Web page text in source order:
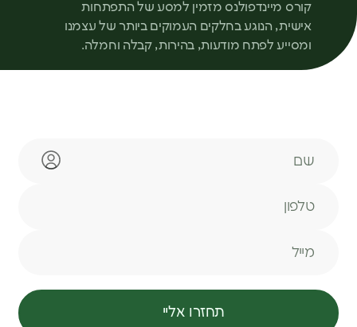
קורס מיינדפולנס מזמין למסע של התפתחות
אישית, הנוגע בחלקים העמוקים ביותר של עצמנו
ומסייע לפתח מודעות, בהירות, קבלה וחמלה.
תחזרו אליי